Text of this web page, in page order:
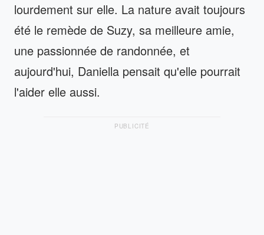
lourdement sur elle. La nature avait toujours
été le remède de Suzy, sa meilleure amie,
une passionnée de randonnée, et
aujourd'hui, Daniella pensait qu'elle pourrait
l'aider elle aussi.
PUBLICITÉ